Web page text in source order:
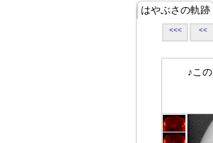
はやぶさの軌跡
<<< <<
♪この